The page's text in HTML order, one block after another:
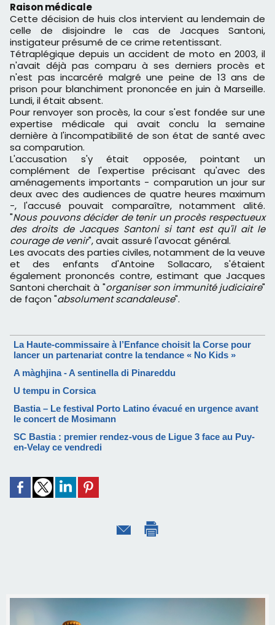
Raison médicale
Cette décision de huis clos intervient au lendemain de
celle de disjoindre le cas de Jacques Santoni,
instigateur présumé de ce crime retentissant.
Tétraplégique depuis un accident de moto en 2003, il
n'avait déjà pas comparu à ses derniers procès et
n'est pas incarcéré malgré une peine de 13 ans de
prison pour blanchiment prononcée en juin à Marseille.
Lundi, il était absent.
Pour renvoyer son procès, la cour s'est fondée sur une
expertise médicale qui avait conclu la semaine
dernière à l'incompatibilité de son état de santé avec
sa comparution.
L'accusation s'y était opposée, pointant un
complément de l'expertise précisant qu'avec des
aménagements importants - comparution un jour sur
deux avec des audiences de quatre heures maximum
-, l'accusé pouvait comparaître, notamment alité.
"Nous pouvons décider de tenir un procès respectueux
des droits de Jacques Santoni si tant est qu'il ait le
courage de venir", avait assuré l'avocat général.
Les avocats des parties civiles, notamment de la veuve
et des enfants d'Antoine Sollacaro, s'étaient
également prononcés contre, estimant que Jacques
Santoni cherchait à "organiser son immunité judiciaire"
de façon "absolument scandaleuse".
La Haute-commissaire à l’Enfance choisit la Corse pour
lancer un partenariat contre la tendance « No Kids »
A màghjina - A sentinella di Pinareddu
U tempu in Corsica
Bastia – Le festival Porto Latino évacué en urgence avant
le concert de Mosimann
SC Bastia : premier rendez-vous de Ligue 3 face au Puy-
en-Velay ce vendredi